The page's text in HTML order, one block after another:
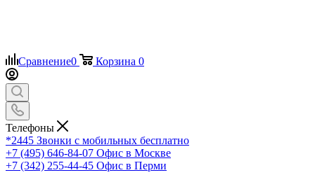
Сравнение0 Корзина 0
Телефоны
*2445 Звонки с мобильных бесплатно
+7 (495) 646-84-07 Офис в Москве
+7 (342) 255-44-45 Офис в Перми